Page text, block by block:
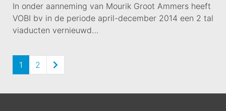
In onder aanneming van Mourik Groot Ammers heeft
VOBI bv in de periode april-december 2014 een 2 tal
viaducten vernieuwd…
1 2